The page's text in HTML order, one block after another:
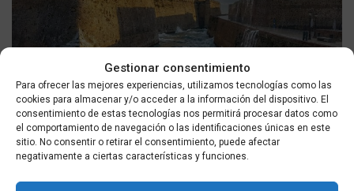
Gestionar consentimiento
Para ofrecer las mejores experiencias, utilizamos tecnologías como las
cookies para almacenar y/o acceder a la información del dispositivo. El
consentimiento de estas tecnologías nos permitirá procesar datos como
el comportamiento de navegación o las identificaciones únicas en este
sitio. No consentir o retirar el consentimiento, puede afectar
negativamente a ciertas características y funciones.
Previsión meteorológica en Ceuta para el sábado 8 de
agosto: AEMET pronostica cielo despejado, máximas de
27°C y viento suave del este
MASQUEALDIA UTMEDIOS